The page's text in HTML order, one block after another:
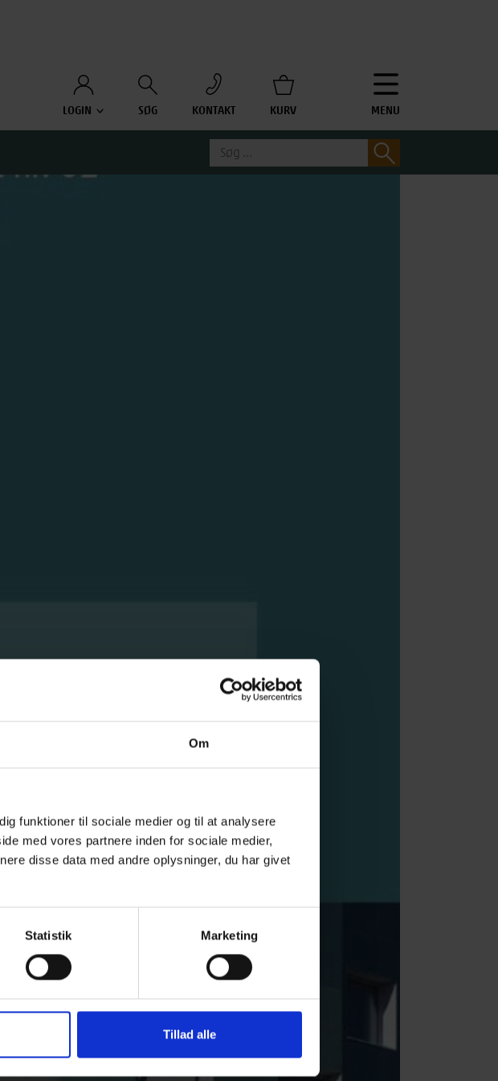
Om
funktioner til sociale medier og til at analysere
med vores partnere inden for sociale medier,
disse data med andre oplysninger, du har givet
Statistik Marketing
Tillad alle
LOGIN SØG KONTAKT KURV MENU
Søg
efter: